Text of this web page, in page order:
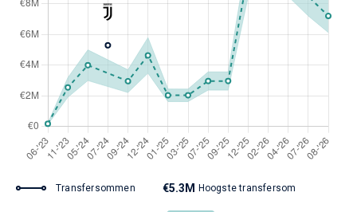
Transfersommen €5.3M Hoogste transfersom